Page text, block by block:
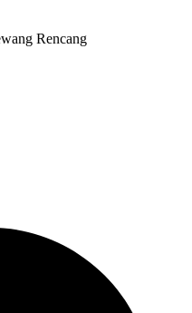
Rencang